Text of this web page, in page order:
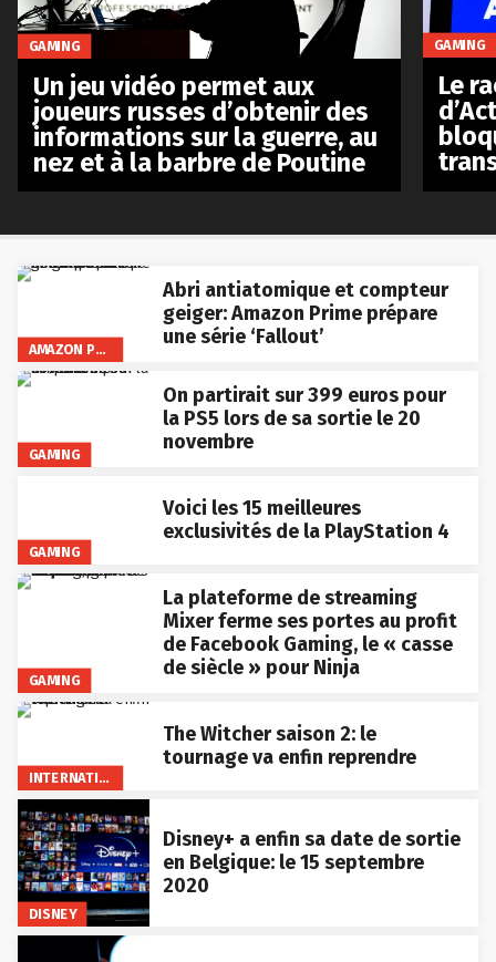
AMAZON PRIME VIDEO
Abri antiatomique et compteur
geiger: Amazon Prime prépare
une série ‘Fallout’
GAMING
On partirait sur 399 euros pour
la PS5 lors de sa sortie le 20
novembre
GAMING
Voici les 15 meilleures
exclusivités de la PlayStation 4
GAMING
La plateforme de streaming
Mixer ferme ses portes au profit
de Facebook Gaming, le « casse
de siècle » pour Ninja
INTERNATIONAL
The Witcher saison 2: le
tournage va enfin reprendre
DISNEY
Disney+ a enfin sa date de sortie
en Belgique: le 15 septembre
2020
GAMING
Un jeu vidéo permet aux
joueurs russes d’obtenir des
informations sur la guerre, au
nez et à la barbre de Poutine
GAMING
Le